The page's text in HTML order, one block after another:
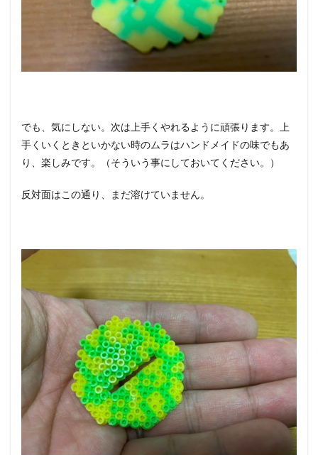
でも、気にしない。次は上手くやれるように頑張ります。上
手くいくときといかない時のムラはハンドメイドの味でもあ
り、楽しみです。（そういう事にしておいてください。）
反対面はこの通り、まだ溶けていません。